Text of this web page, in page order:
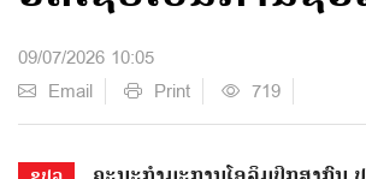
09/07/2026 10:05
Email
Print 719